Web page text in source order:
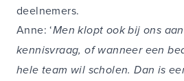
deelnemers.
Anne: ‘Men klopt ook bij ons
kennisvraag, of wanneer een
hele team wil scholen. Dan is